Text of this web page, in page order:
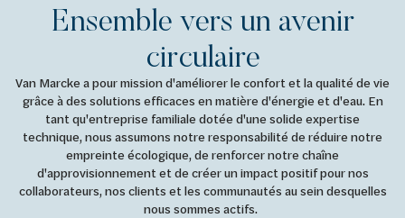
Ensemble vers un avenir
circulaire
Van Marcke a pour mission d'améliorer le confort et la qualité de vie
grâce à des solutions efficaces en matière d'énergie et d'eau. En
tant qu'entreprise familiale dotée d'une solide expertise
technique, nous assumons notre responsabilité de réduire notre
empreinte écologique, de renforcer notre chaîne
d'approvisionnement et de créer un impact positif pour nos
collaborateurs, nos clients et les communautés au sein desquelles
nous sommes actifs.